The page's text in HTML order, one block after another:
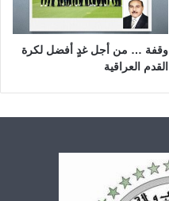
وقفة … من أجل غدٍ أفضل لكرة
القدم العراقية